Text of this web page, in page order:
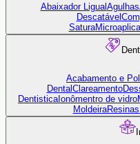
Abaixador Ligual Agulhas
Descatável
Satura
Acabamento e
Dental Clareamento
Dentistica Ionômentro de vidro
MoldeiraResinas